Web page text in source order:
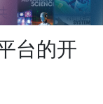
台的开